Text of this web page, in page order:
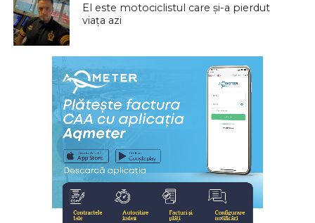
El este motociclistul care și-a pierdut
viața azi